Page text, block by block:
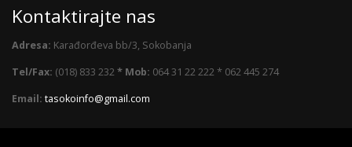
Kontaktirajte nas
Adresa: Karađorđeva bb/3, Sokobanja
Tel/Fax: (018) 833 232 * Mob: 064 31 22 222 * 062 445 274
Email: tasokoinfo@gmail.com